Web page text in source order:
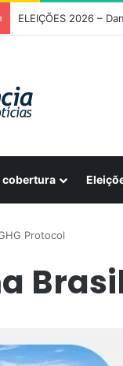
ELEIÇÕES 2026 –
cobertura
Protocol